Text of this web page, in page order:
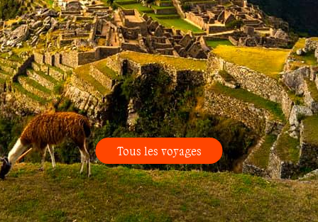
Tous les voyages